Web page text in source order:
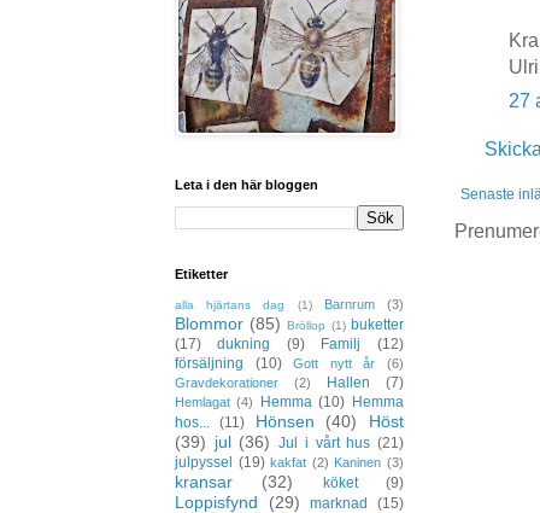
27
Senaste
Leta i den här bloggen
Etiketter
alla hjärtans dag (1) Barnrum (3)
Blommor (85) Bröllop (1) buketter
(17)
dukning (9) Familj
(12)
försäljning
(10) Gott nytt år
(6)
Gravdekorationer
(2) Hallen (7)
Hemlagat (4) Hemma (10) Hemma
hos...
(11) Hönsen (40)
Höst
(39) jul (36) Jul i vårt hus (21)
julpyssel
(19) kakfat (2) Kaninen (3)
kransar (32) köket (9)
Loppisfynd (29) marknad (15)